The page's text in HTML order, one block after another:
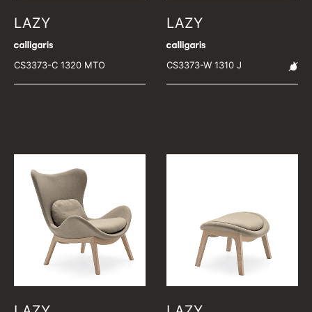
LAZY
CS3373-C 1320 MTO
LAZY
CS3373-W 1310 J